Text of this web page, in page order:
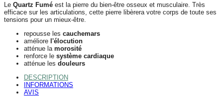
Le Quartz Fumé est la pierre du bien-être osseux et musculaire. Très
efficace sur les articulations, cette pierre libèrera votre corps de toute ses
tensions pour un mieux-être.
repousse les cauchemars
améliore l'élocution
atténue la morosité
renforce le système cardiaque
atténue les douleurs
DESCRIPTION
INFORMATIONS
AVIS